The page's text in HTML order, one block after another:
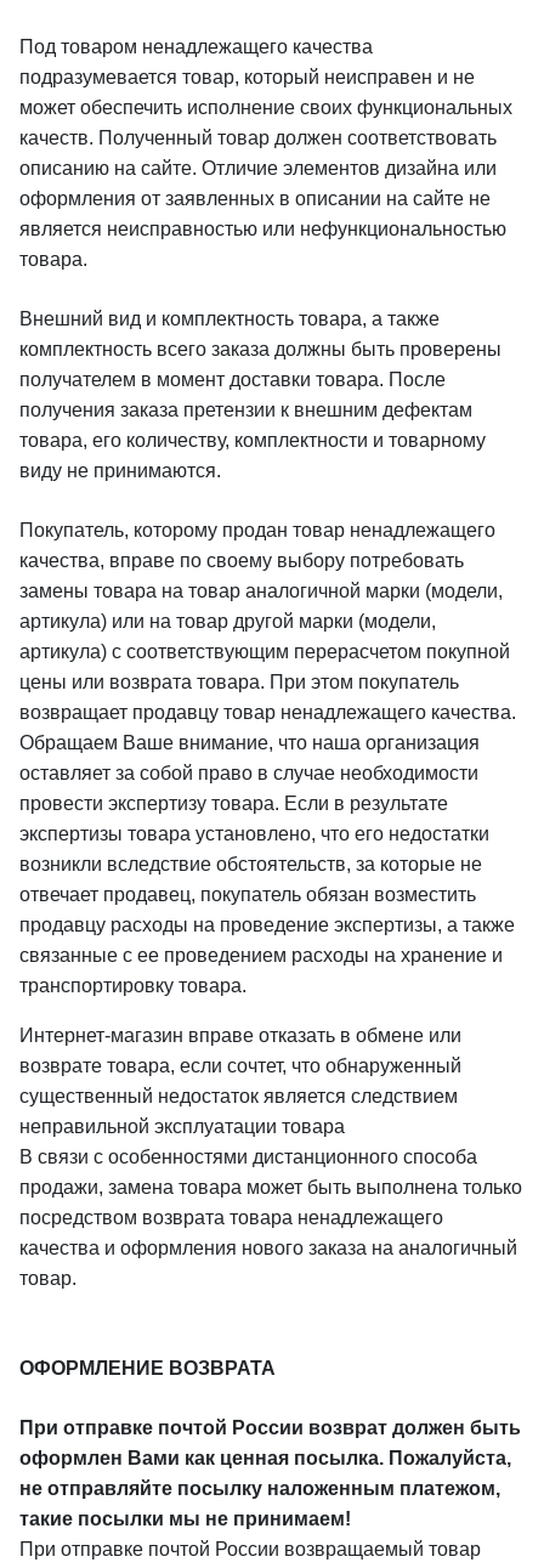
Под товаром ненадлежащего качества
подразумевается товар, который неисправен и не
может обеспечить исполнение своих функциональных
качеств. Полученный товар должен соответствовать
описанию на сайте. Отличие элементов дизайна или
оформления от заявленных в описании на сайте не
является неисправностью или нефункциональностью
товара.
Внешний вид и комплектность товара, а также
комплектность всего заказа должны быть проверены
получателем в момент доставки товара. После
получения заказа претензии к внешним дефектам
товара, его количеству, комплектности и товарному
виду не принимаются.
Покупатель, которому продан товар ненадлежащего
качества, вправе по своему выбору потребовать
замены товара на товар аналогичной марки (модели,
артикула) или на товар другой марки (модели,
артикула) с соответствующим перерасчетом покупной
цены или возврата товара. При этом покупатель
возвращает продавцу товар ненадлежащего качества.
Обращаем Ваше внимание, что наша организация
оставляет за собой право в случае необходимости
провести экспертизу товара. Если в результате
экспертизы товара установлено, что его недостатки
возникли вследствие обстоятельств, за которые не
отвечает продавец, покупатель обязан возместить
продавцу расходы на проведение экспертизы, а также
связанные с ее проведением расходы на хранение и
транспортировку товара.
Интернет-магазин вправе отказать в обмене или
возврате товара, если сочтет, что обнаруженный
существенный недостаток является следствием
неправильной эксплуатации товара
В связи с особенностями дистанционного способа
продажи, замена товара может быть выполнена только
посредством возврата товара ненадлежащего
качества и оформления нового заказа на аналогичный
товар.
ОФОРМЛЕНИЕ ВОЗВРАТА
При отправке почтой России возврат должен быть
оформлен Вами как ценная посылка. Пожалуйста,
не отправляйте посылку наложенным платежом,
такие посылки мы не принимаем!
При отправке почтой России возвращаемый товар